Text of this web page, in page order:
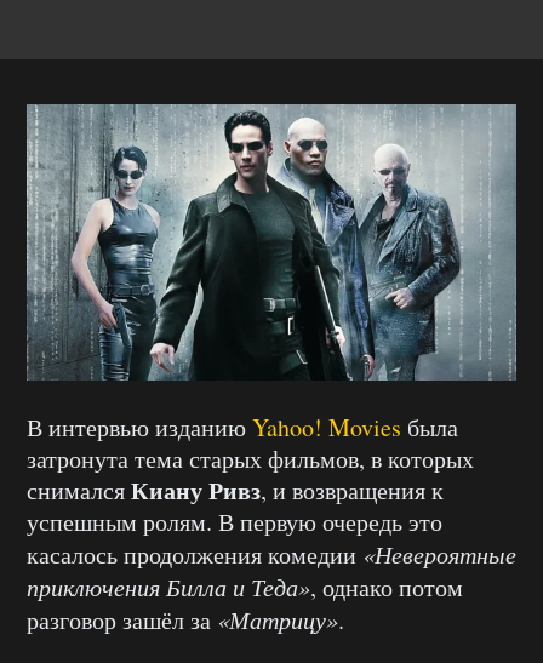
В интервью изданиюYahoo! Movies была
затронута тема старых фильмов, в которых
снималсяКиану Ривз, и возвращения к
успешным ролям. В первую очередь это
касалось продолжения комедии «Невероятные
приключения Билла и Теда», однако потом
разговор зашёл за «Матрицу».